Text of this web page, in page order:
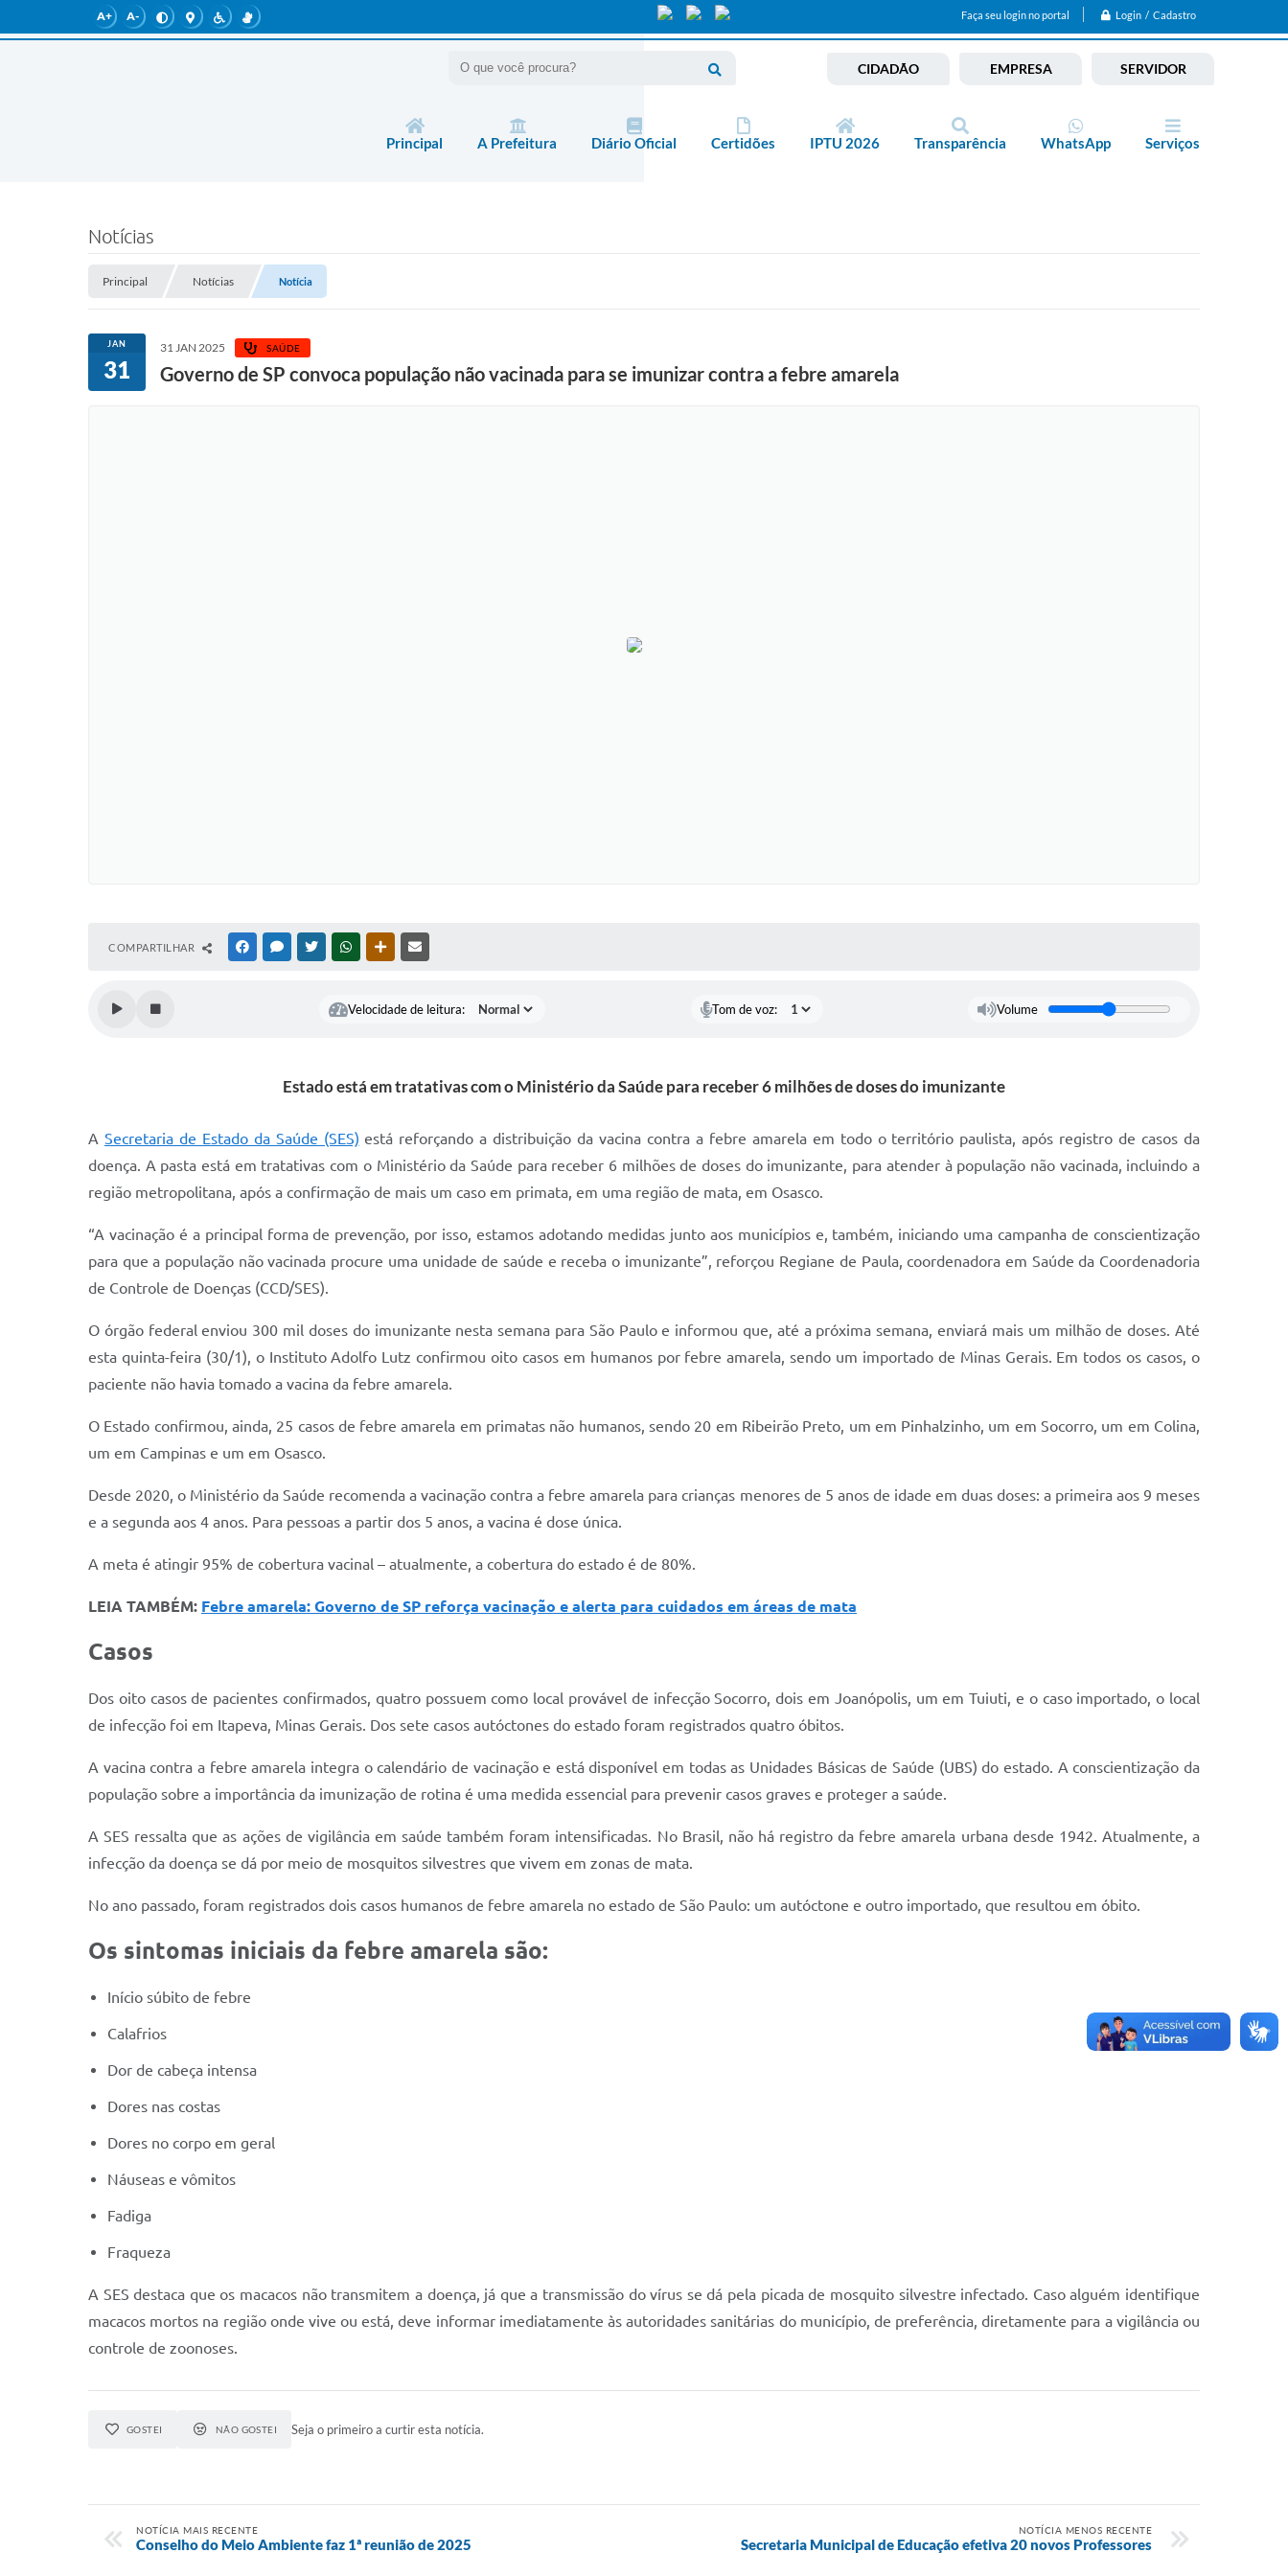
Faça seu login no portal Login / Cadastro
A+ A-
CIDADÃO EMPRESA SERVIDOR
Principal A Prefeitura Diário Oficial Certidões IPTU 2026 Transparência WhatsApp Serviços
Notícias
Principal Notícias Notícia
JAN
31
31 JAN 2025 SAÚDE
Governo de SP convoca população não vacinada para se imunizar contra a febre amarela
COMPARTILHAR FACEBOOKMESSENGER
TWITTERWHATSAPPOUTRAS MÍDIAS
Velocidade de leitura: Tom de voz: Volume
Estado está em tratativas com o Ministério da Saúde para receber 6 milhões de doses do imunizante
A Secretaria de Estado da Saúde (SES) está reforçando a distribuição da vacina contra a febre amarela em todo o território paulista, após registro de casos da
doença. A pasta está em tratativas com o Ministério da Saúde para receber 6 milhões de doses do imunizante, para atender à população não vacinada, incluindo a
região metropolitana, após a confirmação de mais um caso em primata, em uma região de mata, em Osasco.
“A vacinação é a principal forma de prevenção, por isso, estamos adotando medidas junto aos municípios e, também, iniciando uma campanha de conscientização
para que a população não vacinada procure uma unidade de saúde e receba o imunizante”, reforçou Regiane de Paula, coordenadora em Saúde da Coordenadoria
de Controle de Doenças (CCD/SES).
O órgão federal enviou 300 mil doses do imunizante nesta semana para São Paulo e informou que, até a próxima semana, enviará mais um milhão de doses. Até
esta quinta-feira (30/1), o Instituto Adolfo Lutz confirmou oito casos em humanos por febre amarela, sendo um importado de Minas Gerais. Em todos os casos, o
paciente não havia tomado a vacina da febre amarela.
O Estado confirmou, ainda, 25 casos de febre amarela em primatas não humanos, sendo 20 em Ribeirão Preto, um em Pinhalzinho, um em Socorro, um em Colina,
um em Campinas e um em Osasco.
Desde 2020, o Ministério da Saúde recomenda a vacinação contra a febre amarela para crianças menores de 5 anos de idade em duas doses: a primeira aos 9 meses
e a segunda aos 4 anos. Para pessoas a partir dos 5 anos, a vacina é dose única.
A meta é atingir 95% de cobertura vacinal – atualmente, a cobertura do estado é de 80%.
LEIA TAMBÉM: Febre amarela: Governo de SP reforça vacinação e alerta para cuidados em áreas de mata
Casos
Dos oito casos de pacientes confirmados, quatro possuem como local provável de infecção Socorro, dois em Joanópolis, um em Tuiuti, e o caso importado, o local
de infecção foi em Itapeva, Minas Gerais. Dos sete casos autóctones do estado foram registrados quatro óbitos.
A vacina contra a febre amarela integra o calendário de vacinação e está disponível em todas as Unidades Básicas de Saúde (UBS) do estado. A conscientização da
população sobre a importância da imunização de rotina é uma medida essencial para prevenir casos graves e proteger a saúde.
A SES ressalta que as ações de vigilância em saúde também foram intensificadas. No Brasil, não há registro da febre amarela urbana desde 1942. Atualmente, a
infecção da doença se dá por meio de mosquitos silvestres que vivem em zonas de mata.
No ano passado, foram registrados dois casos humanos de febre amarela no estado de São Paulo: um autóctone e outro importado, que resultou em óbito.
Os sintomas iniciais da febre amarela são:
Início súbito de febre
Calafrios
Dor de cabeça intensa
Dores nas costas
Dores no corpo em geral
Náuseas e vômitos
Fadiga
Fraqueza
A SES destaca que os macacos não transmitem a doença, já que a transmissão do vírus se dá pela picada de mosquito silvestre infectado. Caso alguém identifique
macacos mortos na região onde vive ou está, deve informar imediatamente às autoridades sanitárias do município, de preferência, diretamente para a vigilância ou
controle de zoonoses.
GOSTEI NÃO GOSTEI Seja o primeiro a curtir esta notícia.
NOTÍCIA MAIS RECENTE
Conselho do Meio Ambiente faz 1ª reunião de 2025
NOTÍCIA MENOS RECENTE
Secretaria Municipal de Educação efetiva 20 novos Professores